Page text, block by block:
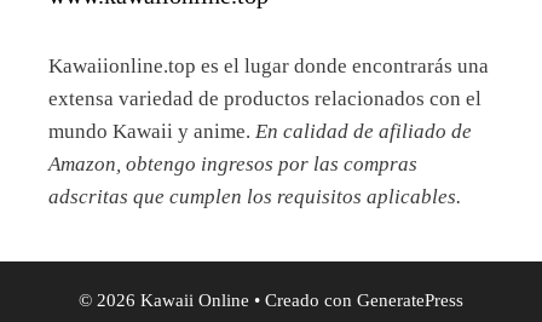
Kawaiionline.top es el lugar donde encontrarás una
extensa variedad de productos relacionados con el
mundo Kawaii y anime. En calidad de afiliado de
Amazon, obtengo ingresos por las compras
adscritas que cumplen los requisitos aplicables.
© 2026 Kawaii Online • Creado con GeneratePress